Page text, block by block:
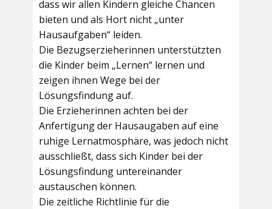
dass wir allen Kindern gleiche Chancen
bieten und als Hort nicht „unter
Hausaufgaben“ leiden.
Die Bezugserzieherinnen unterstützten
die Kinder beim „Lernen“ lernen und
zeigen ihnen Wege bei der
Lösungsfindung auf.
Die Erzieherinnen achten bei der
Anfertigung der Hausaugaben auf eine
ruhige Lernatmosphäre, was jedoch nicht
ausschließt, dass sich Kinder bei der
Lösungsfindung untereinander
austauschen können.
Die zeitliche Richtlinie für die